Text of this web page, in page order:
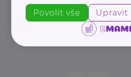
Povolit vše Upravit